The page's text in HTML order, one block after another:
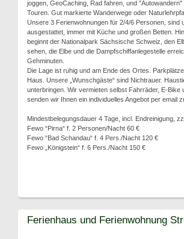
joggen, GeoCaching, Rad fahren, und
Touren. Gut markierte Wanderwege oder
Unsere 3 Ferienwohnungen für 2/4/6 Personen, sind
ausgestattet, immer mit Küche und großen Betten.
beginnt der Nationalpark Sächsische Schweiz, den
sehen, die Elbe und die Dampfschiffanlegestelle
Gehminuten.
Die Lage ist ruhig und am Ende des Ortes.
Haus. Unsere „Wunschgäste“ sind Nichtrauer.
unterbringen. Wir vermieten selbst Fahrräder, E-Bike
senden wir Ihnen ein individuelles Angebot per email
Mindestbelegungsdauer 4 Tage, incl. Endreinigung,
Fewo “Pirna“ f. 2 Personen/Nacht 60 €
Fewo “Bad Schandau“ f. 4 Pers./Nacht 120 €
Fewo „Königstein“ f. 6 Pers./Nacht 150 €
Ferienhaus und Ferienwohnung